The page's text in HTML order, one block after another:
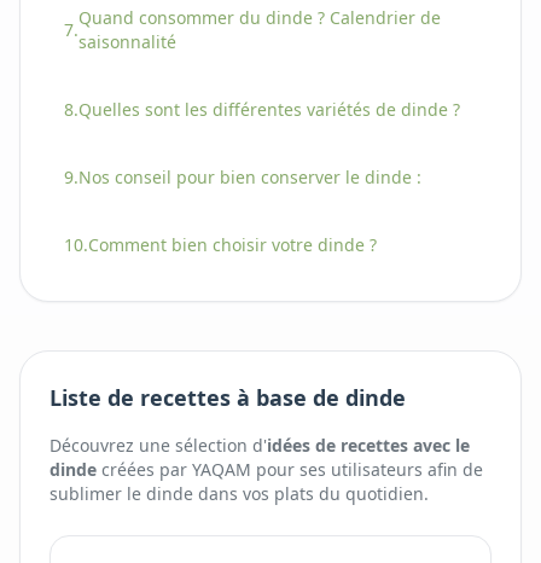
7.
Quand consommer du dinde ? Calendrier de
saisonnalité
8.Quelles sont les différentes variétés de dinde ?
9.Nos conseil pour bien conserver le dinde :
10.Comment bien choisir votre dinde ?
Liste de recettes à base de dinde
Découvrez une sélection d'idées de recettes avec le
dinde créées par YAQAM pour ses utilisateurs afin de
sublimer le dinde dans vos plats du quotidien.